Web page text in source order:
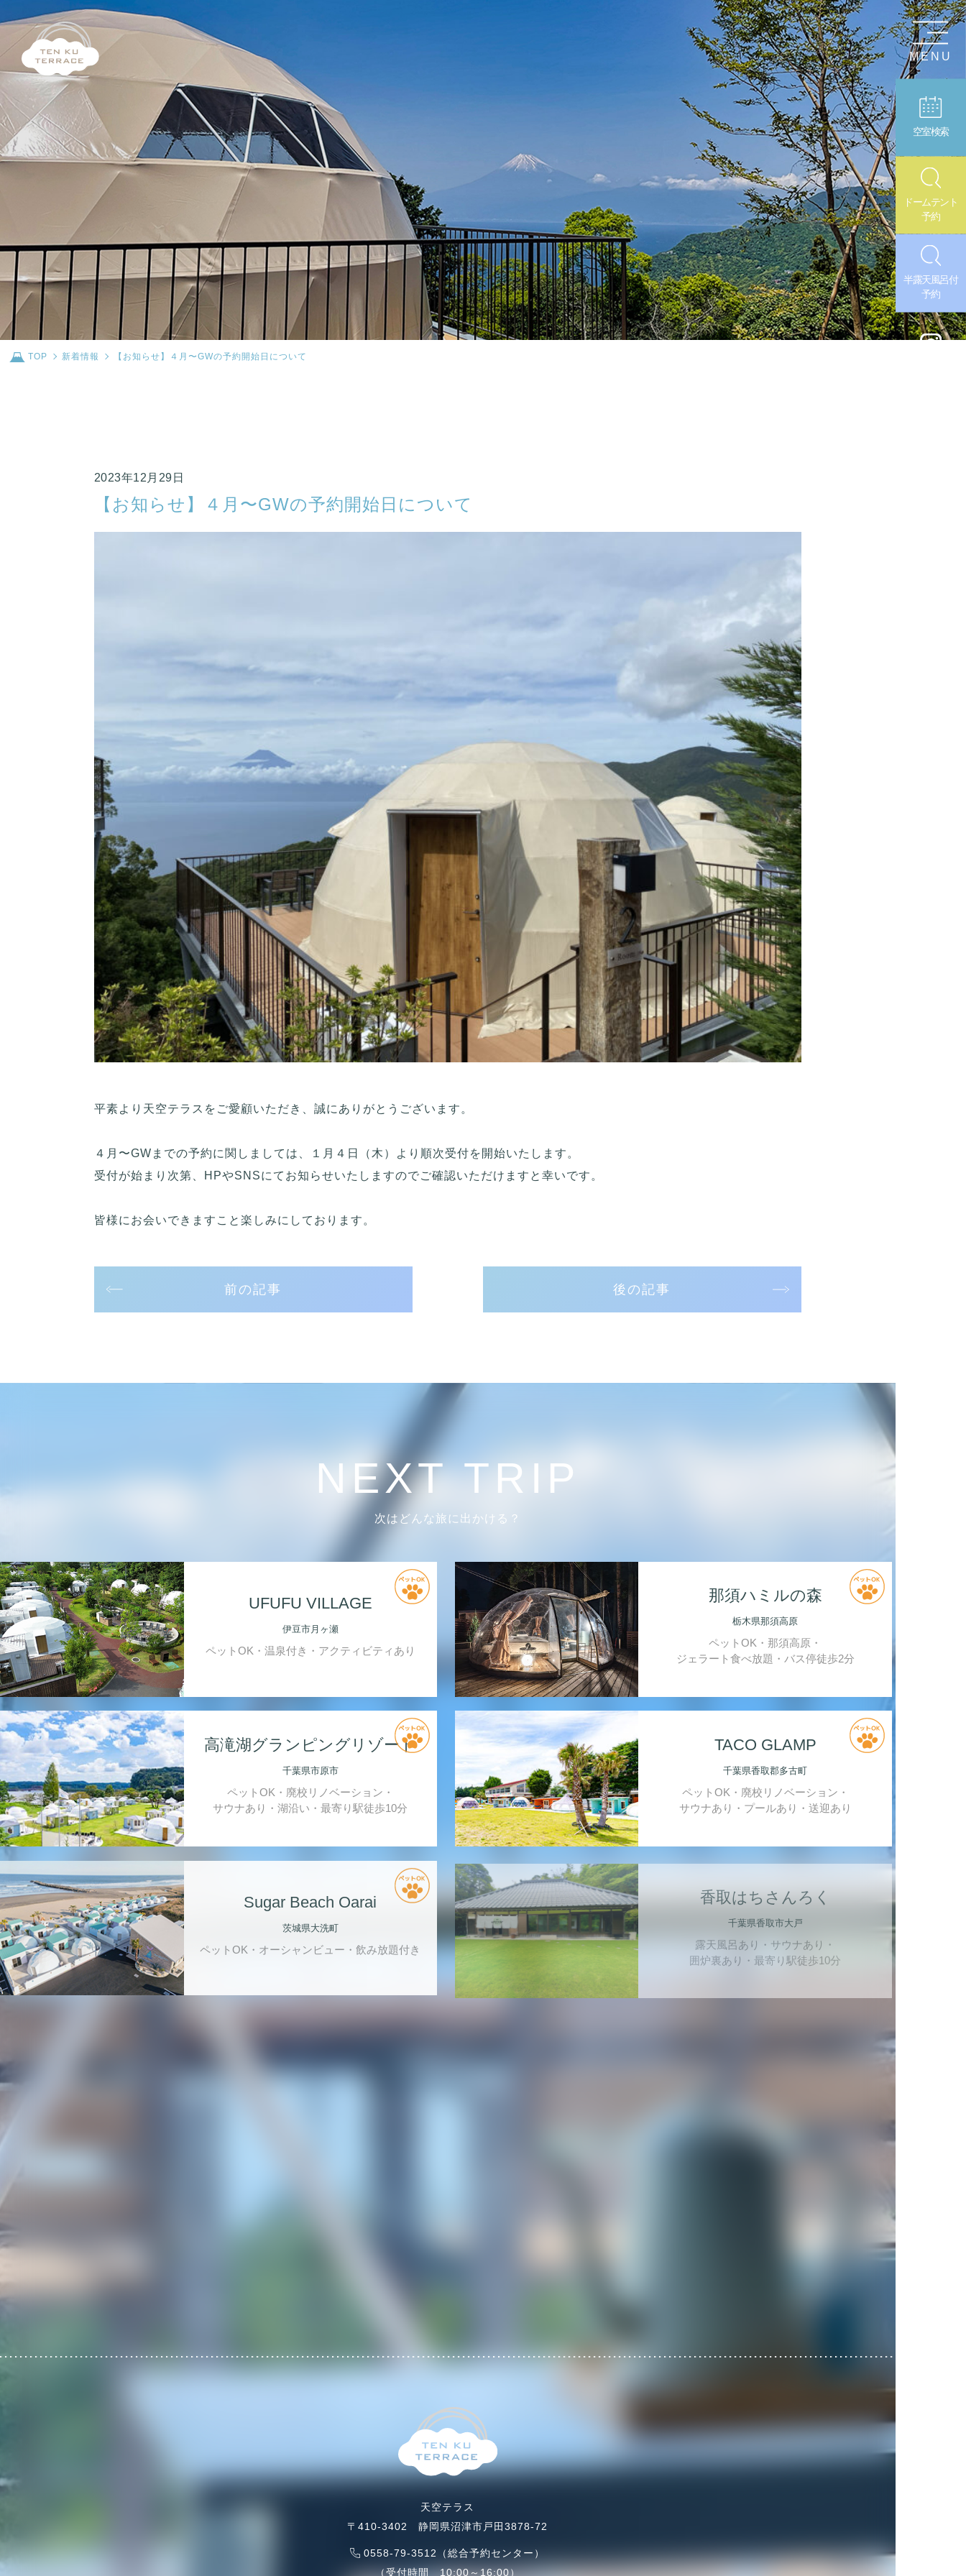
MENU
空室検索
ドームテント
予約
半露天風呂付
予約
TOP 新着情報 【お知らせ】４月〜GWの予約開始日について
2023年12月29日
【お知らせ】４月〜GWの予約開始日について
平素より天空テラスをご愛顧いただき、誠にありがとうございます。
４月〜GWまでの予約に関しましては、１月４日（木）より順次受付を開始いたします。
受付が始まり次第、HPやSNSにてお知らせいたしますのでご確認いただけますと幸いです。
皆様にお会いできますこと楽しみにしております。
前の記事 後の記事
NEXT TRIP
次はどんな旅に出かける？
UFUFU VILLAGE
伊豆市月ヶ瀬
ペットOK・温泉付き・アクティビティあり
那須ハミルの森
栃木県那須高原
ペットOK・那須高原・
ジェラート食べ放題・バス停徒歩2分
高滝湖グランピングリゾート
千葉県市原市
ペットOK・廃校リノベーション・
サウナあり・湖沿い・最寄り駅徒歩10分
TACO GLAMP
千葉県香取郡多古町
ペットOK・廃校リノベーション・
サウナあり・プールあり・送迎あり
Sugar Beach Oarai
茨城県大洗町
ペットOK・オーシャンビュー・飲み放題付き
香取はちさんろく
千葉県香取市大戸
露天風呂あり・サウナあり・
囲炉裏あり・最寄り駅徒歩10分
伊豆市月ヶ瀬
天空テラス
〒410-3402 静岡県沼津市戸田3878-72
0558-79-3512（総合予約センター）
（受付時間 10:00～16:00）